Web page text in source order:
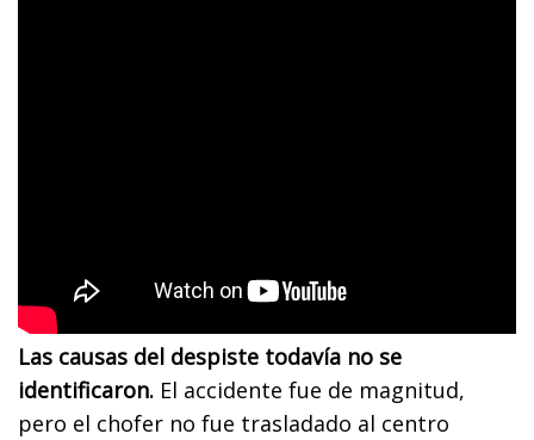
Las causas del despiste todavía no se
identificaron. El accidente fue de magnitud,
pero el chofer no fue trasladado al centro